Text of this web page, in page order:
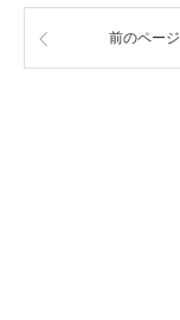
前のページ